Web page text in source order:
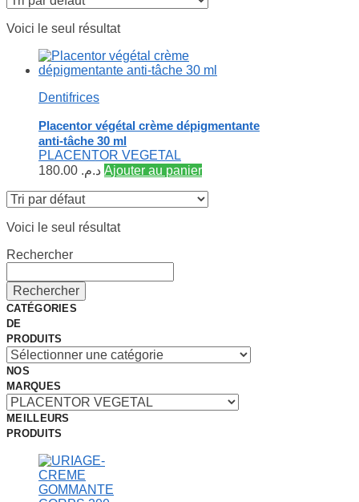
Voici le seul résultat
Dentifrices
Placentor végétal crème dépigmentante
anti-tâche 30 ml
PLACENTOR VEGETAL
د.م. Ajouter au panier
Voici le seul résultat
Rechercher
Rechercher
CATÉGORIES
DE
PRODUITS
NOS
MARQUES
MEILLEURS
PRODUITS